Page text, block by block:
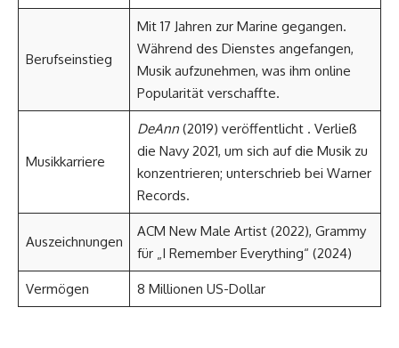
Berufseinstieg
Mit 17 Jahren zur Marine gegangen.
Während des Dienstes angefangen,
Musik aufzunehmen, was ihm online
Popularität verschaffte.
Musikkarriere
DeAnn(2019) veröffentlicht . Verließ
die Navy 2021, um sich auf die Musik zu
konzentrieren; unterschrieb bei Warner
Records.
Auszeichnungen
ACM New Male Artist (2022), Grammy
für „I Remember Everything“ (2024)
Vermögen 8 Millionen US-Dollar